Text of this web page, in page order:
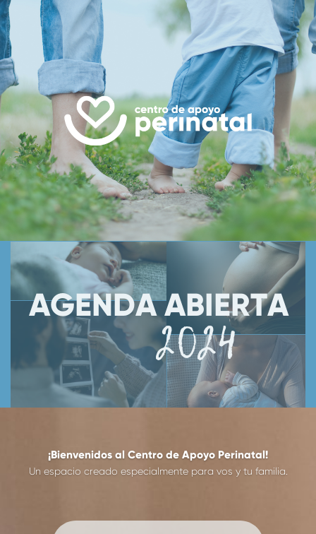
AGENDA ABIERTA
2024
¡Bienvenidos al Centro de Apoyo Perinatal!
Un espacio creado especialmente para vos y tu familia.